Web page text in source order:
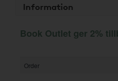
Information
Book Outlet ger 2%
Order